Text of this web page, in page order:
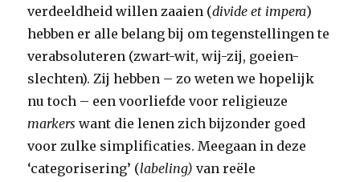
verdeeldheid willen zaaien (divide et impera)
hebben er alle belang bij om tegenstellingen te
verabsoluteren (zwart-wit, wij-zij, goeien-
slechten). Zij hebben – zo weten we hopelijk
nu toch – een voorliefde voor religieuze
markers want die lenen zich bijzonder goed
voor zulke simplificaties. Meegaan in deze
‘categorisering’ (labeling)van reële